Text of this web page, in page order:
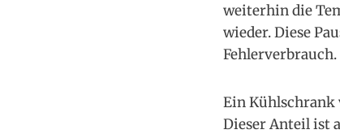
weiterhin die
wieder. Diese
Fehlerverbrauch.
Ein Kühlschrank
Dieser Anteil ist